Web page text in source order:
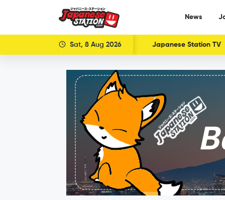
News
Sat, 8 Aug 2026 Japanese Station TV